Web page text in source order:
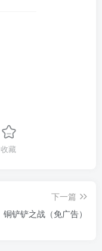
收藏
下一篇
铜铲铲之战（免广告）